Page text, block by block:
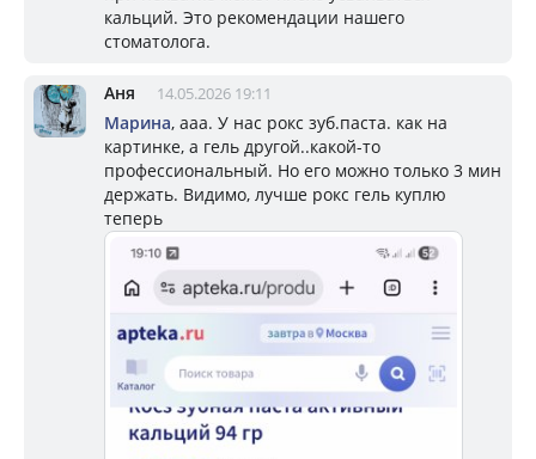
кальций. Это рекомендации нашего
стоматолога.
Аня 14.05.2026 19:11
Марина, ааа. У нас рокс зуб.паста. как на
картинке, а гель другой..какой-то
профессиональный. Но его можно только 3 мин
держать. Видимо, лучше рокс гель куплю
теперь